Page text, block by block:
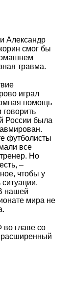
Александр
смог бы
травма.
играл
помощь
России была
футболисты
все
Но
–
чтобы у
нашей
мира не
во главе со